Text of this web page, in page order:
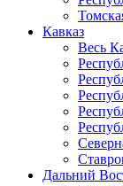
Кавказ
Весь
Дальний